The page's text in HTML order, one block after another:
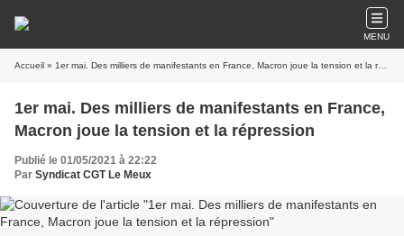
MENU
Accueil » 1er mai. Des milliers de manifestants en France, Macron joue la tension et la répression
1er mai. Des milliers de manifestants en France,
Macron joue la tension et la répression
Publié le 01/05/2021 à 22:22
Par Syndicat CGT Le Meux